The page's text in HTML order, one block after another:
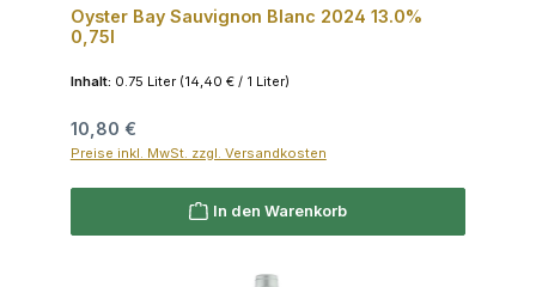
Oyster Bay Sauvignon Blanc 2024 13.0%
0,75l
Inhalt: 0.75 Liter (14,40 € / 1 Liter)
Regulärer Preis:
10,80 €
Preise inkl. MwSt. zzgl. Versandkosten
In den Warenkorb